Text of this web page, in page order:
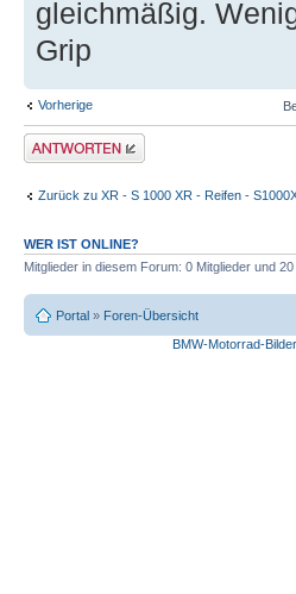
gleichmäßig.
Grip
Vorherige
Antwort erstellen
Zurück zu XR - S 1000 XR - Reifen -
WER IST ONLINE?
Mitglieder in diesem Forum: 0 Mitglieder und
Portal » Foren-Übersicht
BMW-Motorrad-Bilder